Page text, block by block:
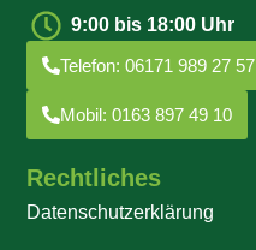
Rechtliches
Datenschutzerklärung
9:00 bis 18:00 Uhr
Telefon: 06171 989 27 57
Mobil: 0163 897 49 10